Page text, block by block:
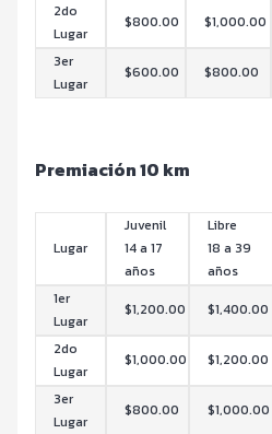
2do
Lugar
$800.00 $1,000.00
3er
Lugar
$600.00 $800.00
Premiación 10 km
Lugar
Juvenil
14 a 17
años
Libre
18 a 39
años
1er
Lugar
$1,200.00 $1,400.00
2do
Lugar
$1,000.00 $1,200.00
3er
Lugar
$800.00 $1,000.00